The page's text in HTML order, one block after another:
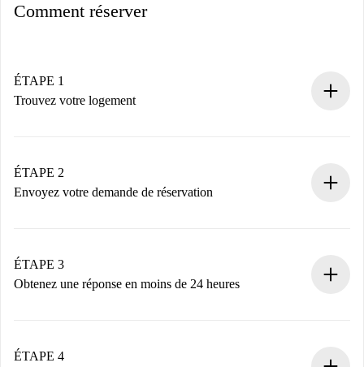
Comment réserver
ÉTAPE 1
Trouvez votre logement
Vous disposez à l’avance de toutes les informations
nécessaires.
ÉTAPE 2
Envoyez votre demande de réservation
Nous ne vous facturerons rien tant que le propriétaire
n’aura pas accepté.
ÉTAPE 3
Obtenez une réponse en moins de 24 heures
contact avec le propriétaire.
ÉTAPE 4